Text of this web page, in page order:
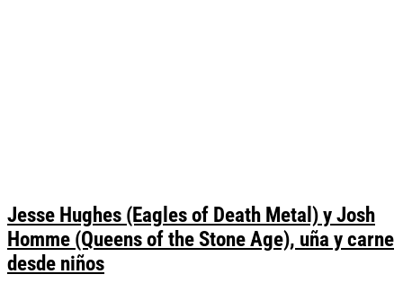
Jesse Hughes (Eagles of Death Metal) y Josh
Homme (Queens of the Stone Age), uña y carne
desde niños